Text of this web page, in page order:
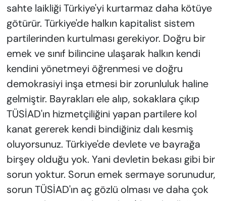
sahte laikliği Türkiye'yi kurtarmaz daha kötüye
götürür. Türkiye'de halkın kapitalist sistem
partilerinden kurtulması gerekiyor. Doğru bir
emek ve sınıf bilincine ulaşarak halkın kendi
kendini yönetmeyi öğrenmesi ve doğru
demokrasiyi inşa etmesi bir zorunluluk haline
gelmiştir. Bayrakları ele alıp, sokaklara çıkıp
TÜSİAD'ın hizmetçiliğini yapan partilere kol
kanat gererek kendi bindiğiniz dalı kesmiş
oluyorsunuz. Türkiye'de devlete ve bayrağa
birşey olduğu yok. Yani devletin bekası gibi bir
sorun yoktur. Sorun emek sermaye sorunudur,
sorun TÜSİAD'ın aç gözlü olması ve daha çok